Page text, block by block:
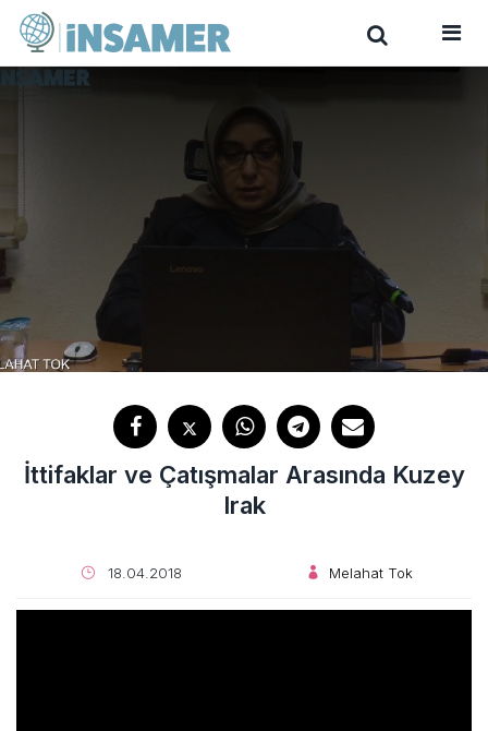
İttifaklar ve Çatışmalar Arasında Kuzey
Irak
18.04.2018 Melahat Tok